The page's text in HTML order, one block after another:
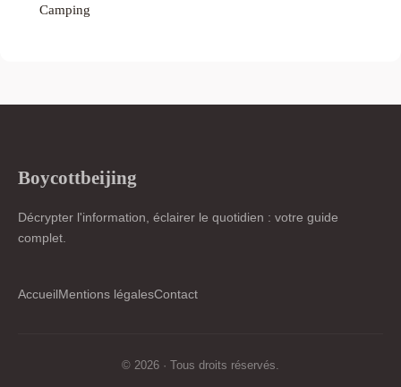
Camping
Boycottbeijing
Décrypter l'information, éclairer le quotidien : votre guide
complet.
AccueilMentions légalesContact
© 2026 · Tous droits réservés.